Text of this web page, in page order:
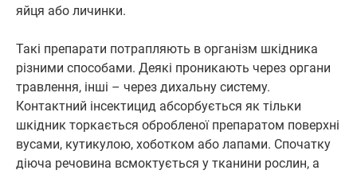
яйця або личинки.
Такі препарати потрапляють в організм шкідника
різними способами. Деякі проникають через органи
травлення, інші – через дихальну систему.
Контактний інсектицид абсорбується як тільки
шкідник торкається обробленої препаратом поверхні
вусами, кутикулою, хоботком або лапами. Спочатку
діюча речовина всмоктується у тканини рослин, а